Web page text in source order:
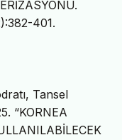
401.
Tansel
“KORNEA